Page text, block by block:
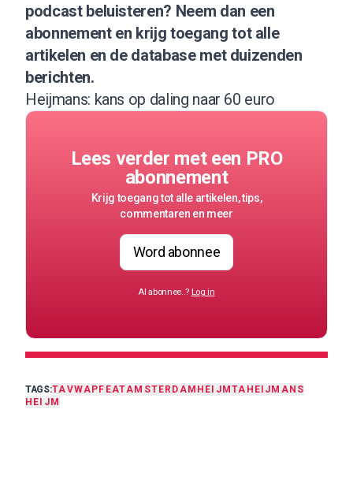
podcast beluisteren? Neem dan een
abonnementen krijg toegang tot alle
artikelen en de database met duizenden
berichten.
Heijmans: kans op daling naar 60 euro
Lees verder met een PRO
abonnement
Krijg toegang tot alle artikelen, tips,
commentaren en meer
Word abonnee
Al abonnee..? Log in
TAGS:TAVWAP FEATAMSTERDAM HEIJMTA HEIJMANS
HEIJM